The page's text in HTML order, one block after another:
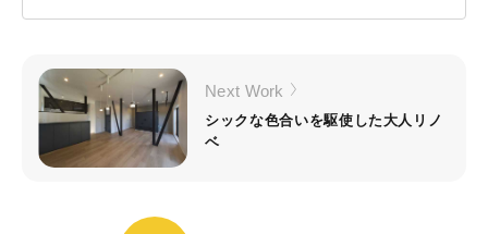
Next Work
シックな色合いを駆使した大人リノ
ベ